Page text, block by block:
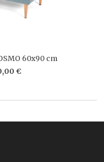
60x90 cm
€